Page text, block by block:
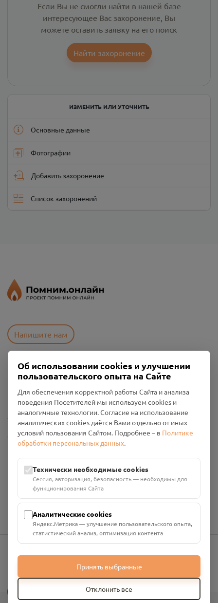
Если Вы не смогли найти в нашей базе
интересующее Вас захоронение, Вы
можете оставить заявку на его поиск
Найти захоронение
ИЗМЕНИТЬ ИЛИ УТОЧНИТЬ
Основные данные
Фотографии
Добавить захоронение
Список захоронений
Напишите нам
Пользовательское соглашение
Политика конфиденциальности
Промо-материалы
Настройки cookies
Общество с ограниченной ответственностью «Смоленский
Проект Помним»
ИНН: 6700029207 ОГРН: 1256700001986
Юридический адрес: 216790, Смоленская область, р-н
Руднянский, г. Рудня, улица Западная, д. 26А, пом. 18
Номер счёта: 40702810901130004287 в АО "АЛЬФА-БАНК"
Кор. счёт: 30101810200000000593
info@pomnim.online
Об использовании cookies и улучшении
пользовательского опыта на Сайте
Для обеспечения корректной работы Сайта и анализа
поведения Посетителей мы используем cookies и
аналогичные технологии. Согласие на использование
аналитических cookies даётся Вами отдельно от иных
условий пользования Сайтом. Подробнее – в Политике
обработки персональных данных.
Технически необходимые cookies
Сессия, авторизация, безопасность — необходимы для
функционирования Сайта
Аналитические cookies
Яндекс.Метрика — улучшение пользовательского опыта,
статистический анализ, оптимизация контента
Принять выбранные
Отклонить все